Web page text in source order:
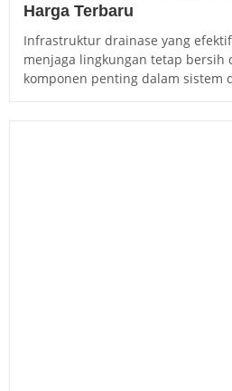
Harga Terbaru
Infrastruktur drainase yang
menjaga lingkungan tetap bersih
komponen penting dalam sistem